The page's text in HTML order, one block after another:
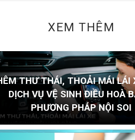
XEM THÊM
THƯ THÁI, THOẢI MÁI LÁI
DỊCH VỤ VỆ SINH ĐIỀU HOÀ
PHƯƠNG PHÁP NỘI SOI